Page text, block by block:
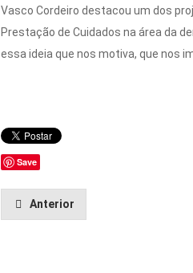
Vasco Cordeiro destacou um dos
Prestação de Cuidados na área da
essa ideia que nos motiva, que nos
Save
Anterior